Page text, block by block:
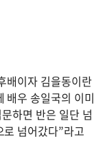
배이자 김을동이란
배우 송일국의 이미
하면 반은 일단 넘
넘어갔다”라고